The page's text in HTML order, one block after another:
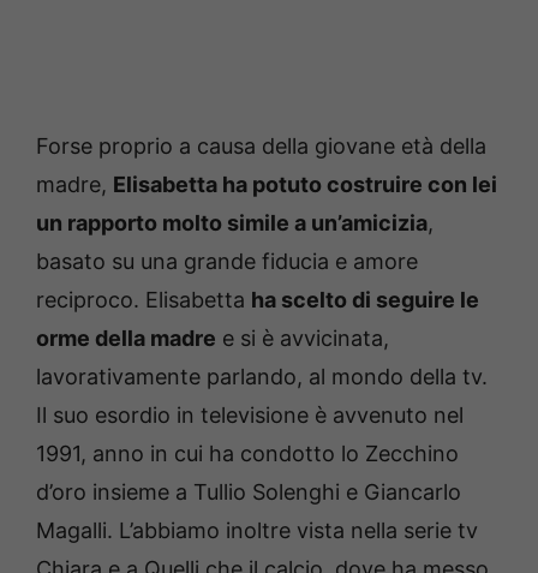
Forse proprio a causa della giovane età della
madre, Elisabetta ha potuto costruire con lei
un rapporto molto simile a un’amicizia,
basato su una grande fiducia e amore
reciproco. Elisabetta ha scelto di seguire le
orme della madre e si è avvicinata,
lavorativamente parlando, al mondo della tv.
Il suo esordio in televisione è avvenuto nel
1991, anno in cui ha condotto lo Zecchino
d’oro insieme a Tullio Solenghi e Giancarlo
Magalli. L’abbiamo inoltre vista nella serie tv